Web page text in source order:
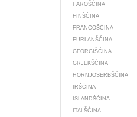
FÄRÖŠĆINA
FINŠĆINA
FRANCOŠĆINA
FURLANŠĆINA
GEORGIŠĆINA
GRJEKŠĆINA
HORNJOSERBŠĆINA
IRŠĆINA
ISLANDŠĆINA
ITALŠĆINA